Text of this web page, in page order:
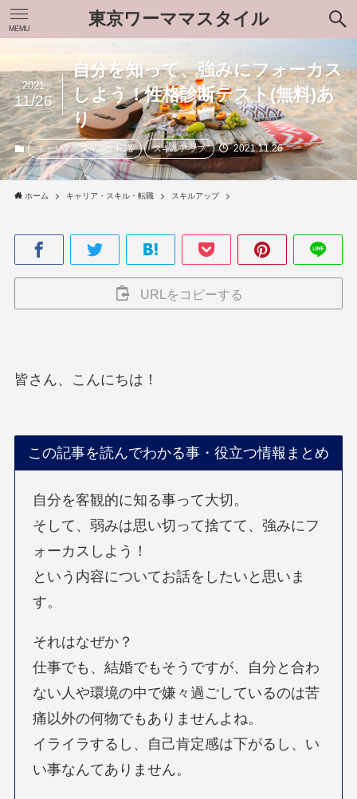
東京ワーママスタイル
MEMU
自分を知って、強みにフォーカス
しよう！性格診断テスト(無料)あ
り
2021
11/26
キャリア・スキル・転職 スキルアップ 2021.11.26
ホーム キャリア・スキル・転職 スキルアップ
URLをコピーする
皆さん、こんにちは！
この記事を読んでわかる事・役立つ情報まとめ
自分を客観的に知る事って大切。
そして、弱みは思い切って捨てて、強みにフ
ォーカスしよう！
という内容についてお話をしたいと思いま
す。
それはなぜか？
仕事でも、結婚でもそうですが、自分と合わ
ない人や環境の中で嫌々過ごしているのは苦
痛以外の何物でもありませんよね。
イライラするし、自己肯定感は下がるし、い
い事なんてありません。